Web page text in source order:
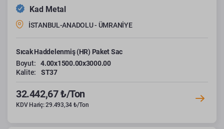
Kad Metal
İSTANBUL-ANADOLU - ÜMRANİYE
Sıcak Haddelenmiş (HR) Paket Sac
Boyut:
4.00x1500.00x3000.00
Kalite:
ST37
32.442,67 ₺/Ton
KDV Hariç: 29.493,34 ₺/Ton